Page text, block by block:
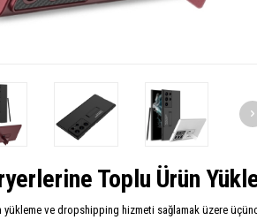
Toplu Ürün
yükleme ve dropshipping hizmeti sağlamak üzere